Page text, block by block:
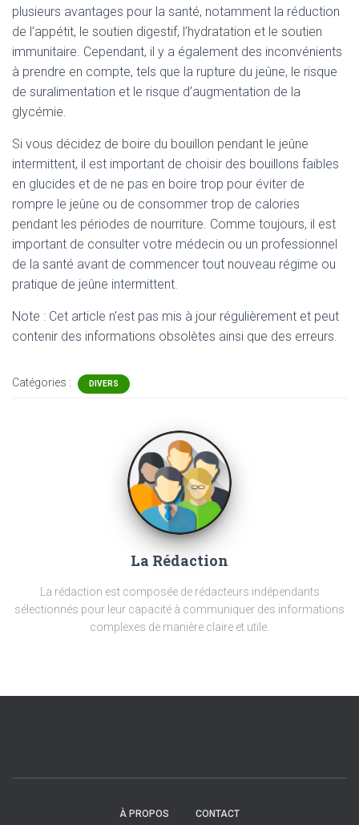
plusieurs avantages pour la santé, notamment la réduction
de l’appétit, le soutien digestif, l’hydratation et le soutien
immunitaire. Cependant, il y a également des inconvénients
à prendre en compte, tels que la rupture du jeûne, le risque
de suralimentation et le risque d’augmentation de la
glycémie.
Si vous décidez de boire du bouillon pendant le jeûne
intermittent, il est important de choisir des bouillons faibles
en glucides et de ne pas en boire trop pour éviter de
rompre le jeûne ou de consommer trop de calories
pendant les périodes de nourriture. Comme toujours, il est
important de consulter votre médecin ou un professionnel
de la santé avant de commencer tout nouveau régime ou
pratique de jeûne intermittent.
Note : Cet article n'est pas mis à jour régulièrement et peut
contenir des informations obsolètes ainsi que des erreurs.
Catégories : DIVERS
La Rédaction
La rédaction est composée de rédacteurs indépendants
sélectionnés pour leur capacité à communiquer des informations
complexes de manière claire et utile.
À PROPOS CONTACT